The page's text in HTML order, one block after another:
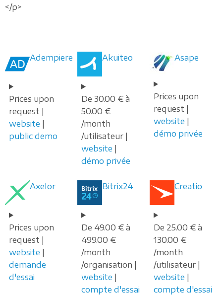
</p>
Adempiere
Prices upon
request |
website |
public demo
Akuiteo
De 30.00 € à
50.00 €
/month
/utilisateur |
website |
démo privée
Asape
Prices upon
request |
website |
démo privée
Axelor
Prices upon
request |
website |
demande
d'essai
Bitrix24
De 49.00 € à
499.00 €
/month
/organisation |
website |
compte d'essai
Creatio
De 25.00 € à
130.00 €
/month
/utilisateur |
website |
compte d'essai